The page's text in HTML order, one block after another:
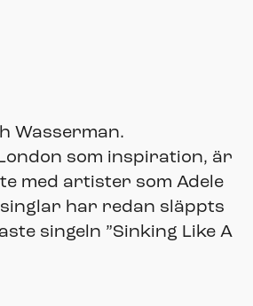
Wasserman.
som inspiration, är
med artister som Adele
singlar har redan släppts
singeln ”Sinking Like A